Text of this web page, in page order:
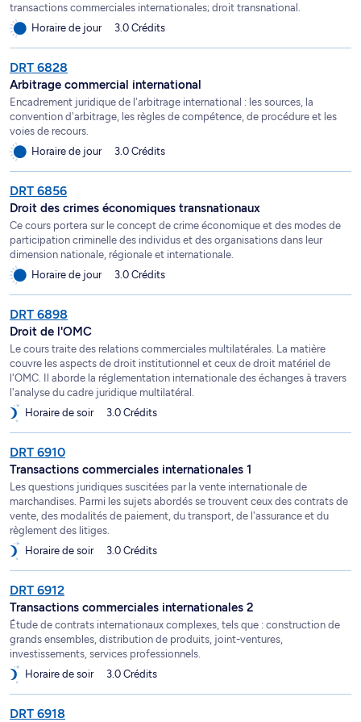
transactions commerciales internationales; droit transnational.
Horaire de jour
3.0 Crédits
DRT 6828
Arbitrage commercial international
Encadrement juridique de l'arbitrage international : les sources, la
convention d'arbitrage, les règles de compétence, de procédure et les
voies de recours.
Horaire de jour
3.0 Crédits
DRT 6856
Droit des crimes économiques transnationaux
Ce cours portera sur le concept de crime économique et des modes de
participation criminelle des individus et des organisations dans leur
dimension nationale, régionale et internationale.
Horaire de jour
3.0 Crédits
DRT 6898
Droit de l'OMC
Le cours traite des relations commerciales multilatérales. La matière
couvre les aspects de droit institutionnel et ceux de droit matériel de
l'OMC. Il aborde la réglementation internationale des échanges à travers
l'analyse du cadre juridique multilatéral.
Horaire de soir
3.0 Crédits
DRT 6910
Transactions commerciales internationales 1
Les questions juridiques suscitées par la vente internationale de
marchandises. Parmi les sujets abordés se trouvent ceux des contrats de
vente, des modalités de paiement, du transport, de l'assurance et du
règlement des litiges.
Horaire de soir
3.0 Crédits
DRT 6912
Transactions commerciales internationales 2
Étude de contrats internationaux complexes, tels que : construction de
grands ensembles, distribution de produits, joint-ventures,
investissements, services professionnels.
Horaire de soir
3.0 Crédits
DRT 6918